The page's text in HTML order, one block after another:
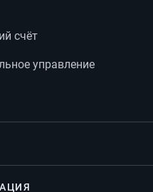
счёт
управление